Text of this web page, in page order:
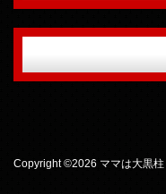
Copyright ©2026 ママは大黒柱